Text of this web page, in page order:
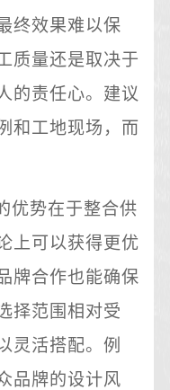
终效果难以保
质量还是取决于
的责任心。建议
和工地现场，而
优势在于整合供
上可以获得更优
牌合作也能确保
择范围相对受
灵活搭配。例
品牌的设计风